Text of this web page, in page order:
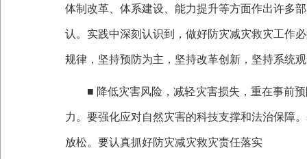
体制改革、体系建设、能力提升等方面作出许多
认。实践中深刻认识到，做好防灾减灾救灾工作
规律，坚持预防为主，坚持改革创新，坚持系统
■ 降低灾害风险，减轻灾害损失，重在事前
力。要强化应对自然灾害的科技支撑和法治保障
放松。要认真抓好防灾减灾救灾责任落实